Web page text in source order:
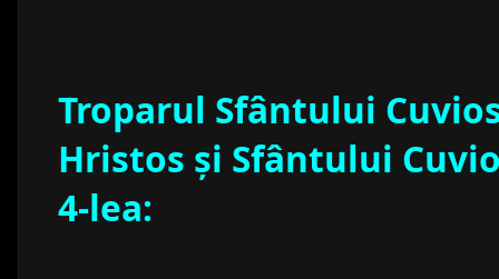
Troparul Sfântului
Hristos şi Sfântului
4-lea: